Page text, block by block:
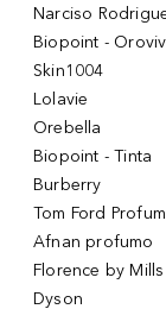
Narciso
Biopoint -
Skin1004
Lolavie
Orebella
Biopoint - Tinta
Burberry
Tom Ford
Afnan profumo
Florence by Mills
Dyson